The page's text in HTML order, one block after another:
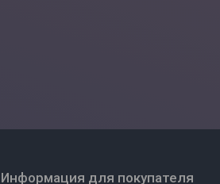
Информация для покупателя